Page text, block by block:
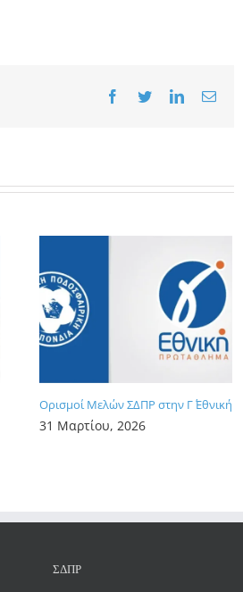
Facebook
TwitterLinkedIn
Ορισμοί Μελών ΣΔΠΡ στην Γ΄ Εθνική
31 Μαρτίου, 2026
ΣΔΠΡ